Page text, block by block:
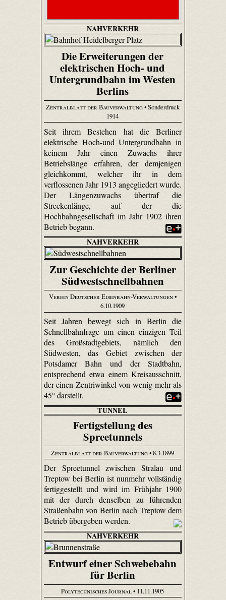
NAHVERKEHR
Die Erweiterungen der
elektrischen Hoch- und
Untergrundbahn im Westen
Berlins
Zentralblatt der Bauverwaltung• Sonderdruck
1914
Seit ihrem Bestehen hat die Berliner
elektrische Hoch-und Untergrundbahn in
keinem Jahr einen Zuwachs ihrer
Betriebslänge erfahren, der demjenigen
gleichkommt, welcher ihr in dem
verflossenen Jahr 1913 angegliedert wurde.
Der Längenzuwachs übertraf die
Streckenlänge, auf der die
Hochbahngesellschaft im Jahr 1902 ihren
Betrieb begann.
NAHVERKEHR
Zur Geschichte der Berliner
Südwestschnellbahnen
Verein Deutscher Eisenbahn-Verwaltungen•
6.10.1909
Seit Jahren bewegt sich in Berlin die
Schnellbahnfrage um einen einzigen Teil
des Großstadtgebiets, nämlich den
Südwesten, das Gebiet zwischen der
Potsdamer Bahn und der Stadtbahn,
entsprechend etwa einem Kreisausschnitt,
der einen Zentriwinkel von wenig mehr als
45° darstellt.
TUNNEL
Fertigstellung des
Spreetunnels
Zentralblatt der Bauverwaltung• 8.3.1899
Der Spreetunnel zwischen Stralau und
Treptow bei Berlin ist nunmehr vollständig
fertiggestellt und wird im Frühjahr 1900
mit der durch denselben zu führenden
Straßenbahn von Berlin nach Treptow dem
Betrieb übergeben werden.
NAHVERKEHR
Entwurf einer Schwebebahn
für Berlin
Polytechnisches Journal• 11.11.1905